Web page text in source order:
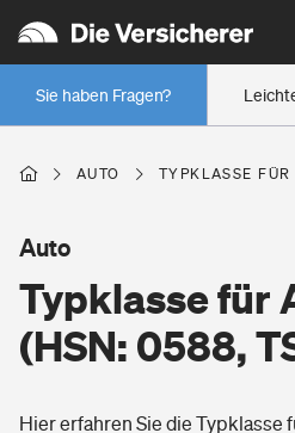
Sie haben Fragen?
Wer versichert was: Jetzt
Regionalklassen: So ist Ihre
Wer versichert was: Jetzt
Berufsunfähigkeitsversicherung
Erwerbsunfähigkeitsversicherung
Wohnen
Freizeit
AUTO TYPKLASSE
Typklasse für
(HSN: 0588,
Auto
Hier erfahren Sie die Typklasse